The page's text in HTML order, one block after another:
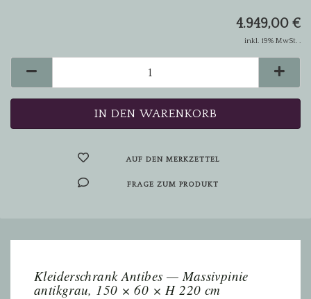
4.949,00 €
inkl. 19% MwSt. .
AUF DEN MERKZETTEL
FRAGE ZUM PRODUKT
Kleiderschrank Antibes — Massivpinie
antikgrau, 150 × 60 × H 220 cm